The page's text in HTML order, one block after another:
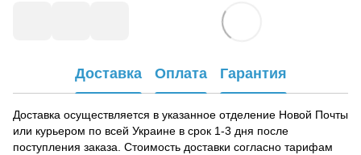
Доставка Оплата Гарантия
Доставка осуществляется в указанное отделение Новой Почты
или курьером по всей Украине в срок 1-3 дня после
поступления заказа. Стоимость доставки согласно тарифам